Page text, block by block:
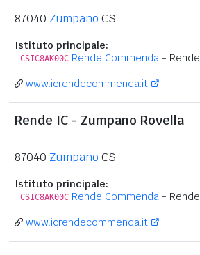
87040 Zumpano CS
Istituto principale:
CSIC8AK00C Rende Commenda - Rende
www.icrendecommenda.it
Rende IC - Zumpano Rovella
87040 Zumpano CS
Istituto principale:
CSIC8AK00C Rende Commenda - Rende
www.icrendecommenda.it